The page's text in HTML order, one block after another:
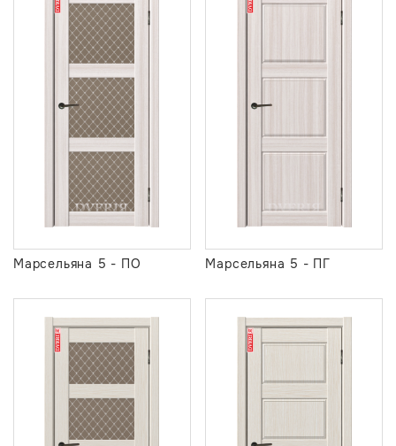
Марсельяна 5 - ПО Марсельяна 5 - ПГ